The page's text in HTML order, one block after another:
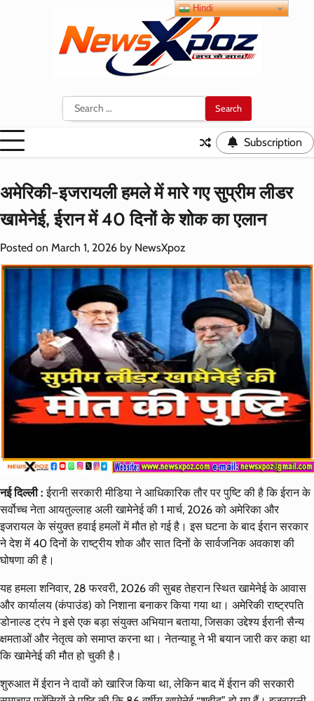
Search
for:
Subscription
अमेरिकी-इजरायली हमले में मारे गए सुप्रीम लीडर
खामेनेई, ईरान में 40 दिनों के शोक का एलान
Posted on March 1, 2026 by NewsXpoz
नई दिल्ली :ईरानी सरकारी मीडिया ने आधिकारिक तौर पर पुष्टि की है कि ईरान के
सर्वोच्च नेता आयतुल्लाह अली खामेनेई की 1 मार्च, 2026 को अमेरिका और
इजरायल के संयुक्त हवाई हमलों में मौत हो गई है। इस घटना के बाद ईरान सरकार
ने देश में 40 दिनों के राष्ट्रीय शोक और सात दिनों के सार्वजनिक अवकाश की
घोषणा की है।
यह हमला शनिवार, 28 फरवरी, 2026 की सुबह तेहरान स्थित खामेनेई के आवास
और कार्यालय (कंपाउंड) को निशाना बनाकर किया गया था। अमेरिकी राष्ट्रपति
डोनाल्ड ट्रंप ने इसे एक बड़ा संयुक्त अभियान बताया, जिसका उद्देश्य ईरानी सैन्य
क्षमताओं और नेतृत्व को समाप्त करना था। नेतन्याहू ने भी बयान जारी कर कहा था
कि खामेनेई की मौत हो चुकी है।
शुरुआत में ईरान ने दावों को खारिज किया था, लेकिन बाद में ईरान की सरकारी
Hindi